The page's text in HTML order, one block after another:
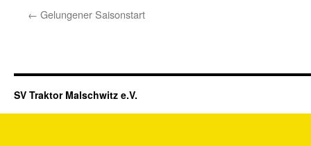
← Gelungener Saisonstart
SV Traktor Malschwitz e.V.